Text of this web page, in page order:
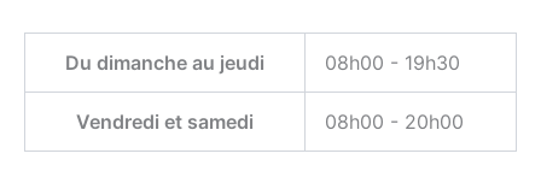
Du dimanche au jeudi 08h00 - 19h30
Vendredi et samedi 08h00 - 20h00